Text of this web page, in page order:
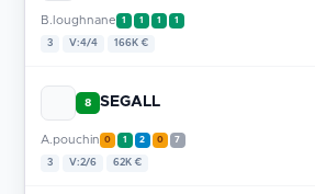
B.loughnane 1 1 1 1
3 V:4/4 166K €
8 SEGALL
A.pouchin 0 1 2 0 7
3 V:2/6 62K €